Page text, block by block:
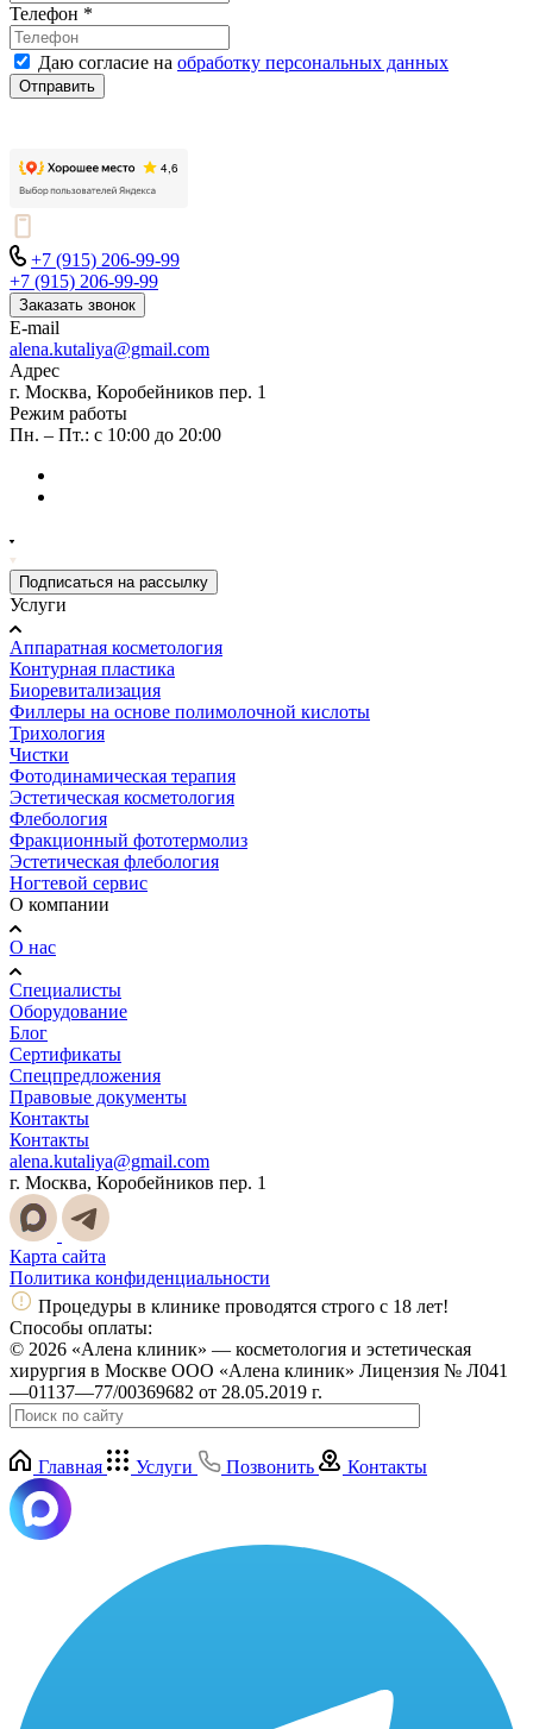
Телефон *
Даю согласие на обработку персональных данных
Отправить
+7 (915) 206-99-99
+7 (915) 206-99-99
Заказать звонок
E-mail
alena.kutaliya@gmail.com
Адрес
г. Москва, Коробейников пер. 1
Режим работы
Пн. – Пт.: с 10:00 до 20:00
Подписаться на рассылку
Услуги
Аппаратная косметология
Контурная пластика
Биоревитализация
Филлеры на основе полимолочной кислоты
Трихология
Чистки
Фотодинамическая терапия
Эстетическая косметология
Флебология
Фракционный фототермолиз
Эстетическая флебология
Ногтевой сервис
О компании
О нас
Специалисты
Оборудование
Блог
Сертификаты
Спецпредложения
Правовые документы
Контакты
Контакты
alena.kutaliya@gmail.com
г. Москва, Коробейников пер. 1
Карта сайта
Политика конфиденциальности
Процедуры в клинике проводятся строго с 18 лет!
Способы оплаты:
© 2026 «Алена клиник» — косметология и эстетическая
хирургия в Москве ООО «Алена клиник» Лицензия № Л041
—01137—77/00369682 от 28.05.2019 г.
Главная Услуги Позвонить Контакты